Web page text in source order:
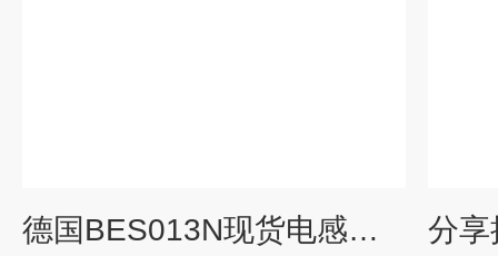
德国BES013N现货电感式接近开关BALLUFF